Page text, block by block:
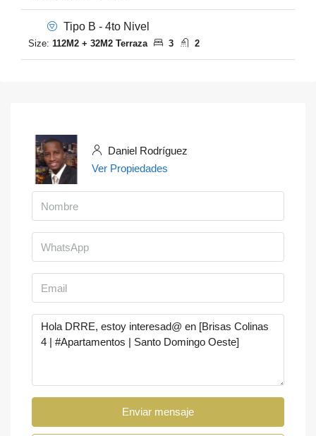
Tipo B - 4to Nivel
Size: 112M2 + 32M2 Terraza 3 2
Daniel Rodríguez
Ver Propiedades
Enviar mensaje